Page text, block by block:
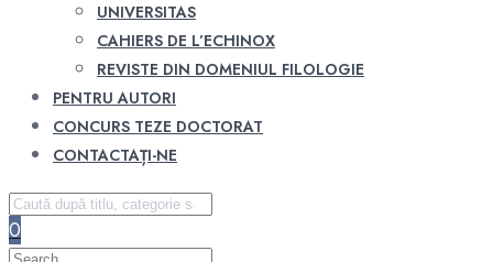
UNIVERSITAS
CAHIERS DE L’ECHINOX
REVISTE DIN DOMENIUL FILOLOGIE
PENTRU AUTORI
CONCURS TEZE DOCTORAT
CONTACTAȚI-NE
0